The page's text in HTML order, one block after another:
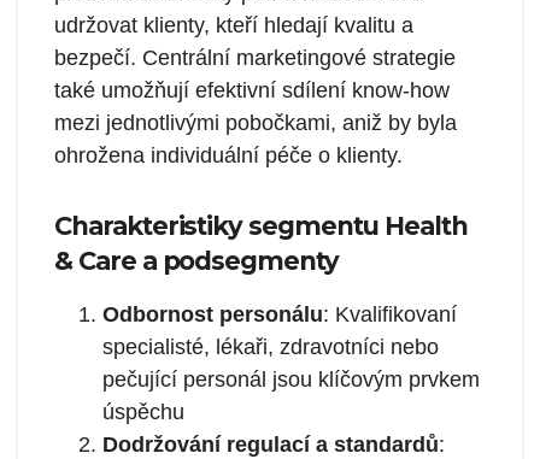
udržovat klienty, kteří hledají kvalitu a
bezpečí. Centrální marketingové strategie
také umožňují efektivní sdílení know-how
mezi jednotlivými pobočkami, aniž by byla
ohrožena individuální péče o klienty.
Charakteristiky segmentu Health
& Care a podsegmenty
Odbornost personálu: Kvalifikovaní
specialisté, lékaři, zdravotníci nebo
pečující personál jsou klíčovým prvkem
úspěchu
Dodržování regulací a standardů: